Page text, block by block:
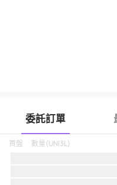
委託訂單
買盤 數量(UNI3L)